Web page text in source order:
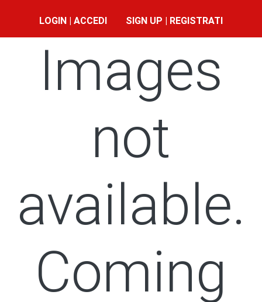
LOGIN | ACCEDI SIGN UP | REGISTRATI
Images
not
available.
Coming